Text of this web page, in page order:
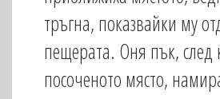
тръгна, показвайки му
пещерата. Оня пък, след
посоченото място,